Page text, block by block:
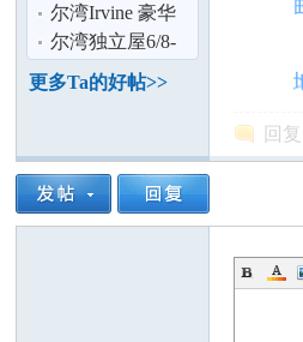
冻卵服务！冻卵
自由如何实现
尔湾Irvine 豪华
套房 日租 周租
月租 拎包
尔湾独立屋6/8-
8/15优惠出租：
更多Ta的好帖>>
回复